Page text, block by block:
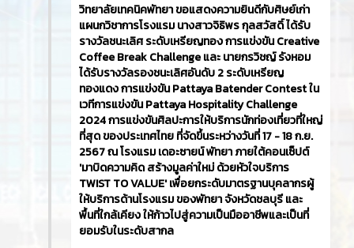
วิทยาลัยเทคนิคพัทยา ขอแสดงความยินดีกับศิษย์เก่า
แผนกวิชาการโรงแรม นางสาวจิธิพร กุลสวัสดิ์ ได้รับ
รางวัลชนะเลิศ ระดับเหรียญทอง การแข่งขัน Creative
Coffee Break Challenge และ นายกรวิชญ์ รังหอม
ได้รับรางวัลรองชนะเลิศอันดับ 2 ระดับเหรียญ
ทองแดง การแข่งขัน Pattaya Batender Contest ใน
เวทีการแข่งขัน Pattaya Hospitality Challenge
2024 การแข่งขันศิลปะการให้บริการนักท่องเที่ยวที่ใหญ่
ที่สุด ของประเทศไทย ที่จัดขึ้นระหว่างวันที่ 17 - 18 ก.ย.
2567 ณ โรงแรม เดอะซายน์ พัทยา ภายใต้คอนเซ็ปต์
'มาบิดความคิด สร้างมูลค่าใหม่ ด้วยหัวใจบริการ
TWIST TO VALUE' เพื่อยกระดับมาตรฐานบุคลากรผู้
ให้บริการด้านโรงแรม ของพัทยา จังหวัดชลบุรี และ
พื้นที่ใกล้เคียง ให้ก้าวไปสู่ความเป็นมืออาชีพและเป็นที่
ยอมรับในระดับสากล